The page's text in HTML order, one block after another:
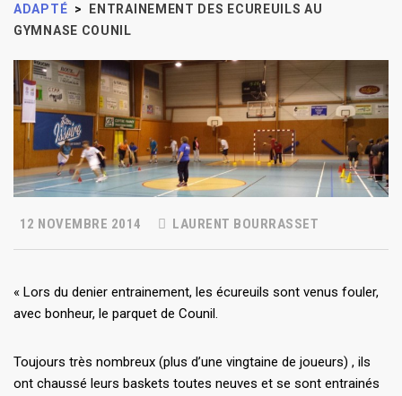
ADAPTÉ >
ENTRAINEMENT DES ECUREUILS AU
GYMNASE COUNIL
12 NOVEMBRE 2014 LAURENT BOURRASSET
« Lors du denier entrainement, les écureuils sont venus fouler,
avec bonheur, le parquet de Counil.
Toujours très nombreux (plus d’une vingtaine de joueurs) , ils
ont chaussé leurs baskets toutes neuves et se sont entrainés